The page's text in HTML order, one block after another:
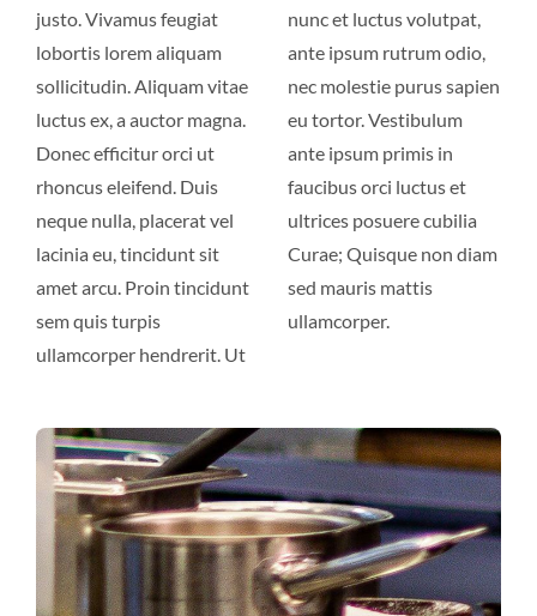
justo. Vivamus feugiat
lobortis lorem aliquam
sollicitudin. Aliquam vitae
luctus ex, a auctor magna.
Donec efficitur orci ut
rhoncus eleifend. Duis
neque nulla, placerat vel
lacinia eu, tincidunt sit
amet arcu. Proin tincidunt
sem quis turpis
ullamcorper hendrerit. Ut
nunc et luctus volutpat,
ante ipsum rutrum odio,
nec molestie purus sapien
eu tortor. Vestibulum
ante ipsum primis in
faucibus orci luctus et
ultrices posuere cubilia
Curae; Quisque non diam
sed mauris mattis
ullamcorper.